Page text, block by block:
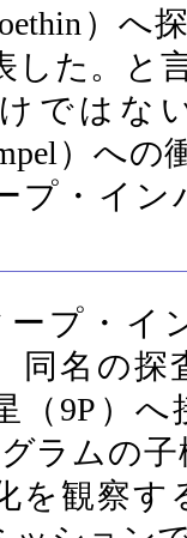
）
した。と
ではな
）へ
プ・イ
ープ・イ
同名の探
（9P）へ
ラムの子
を観察す